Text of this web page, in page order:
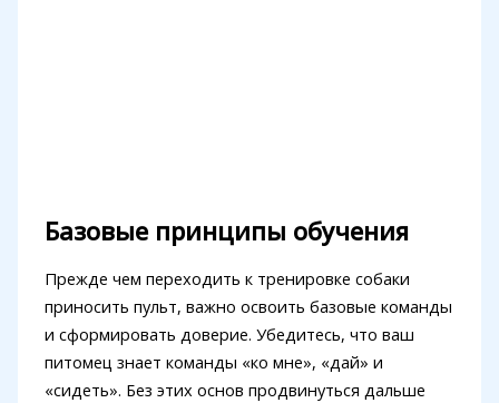
Базовые принципы обучения
Прежде чем переходить к тренировке собаки
приносить пульт, важно освоить базовые команды
и сформировать доверие. Убедитесь, что ваш
питомец знает команды «ко мне», «дай» и
«сидеть». Без этих основ продвинуться дальше